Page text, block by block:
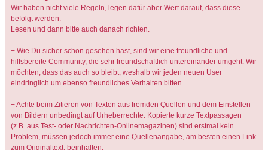
Wir haben nicht viele Regeln, legen dafür aber Wert darauf, dass diese
befolgt werden.
Lesen und dann bitte auch danach richten.
+ Wie Du sicher schon gesehen hast, sind wir eine freundliche und
hilfsbereite Community, die sehr freundschaftlich untereinander umgeht. Wir
möchten, dass das auch so bleibt, weshalb wir jeden neuen User
eindringlich um ebenso freundliches Verhalten bitten.
+ Achte beim Zitieren von Texten aus fremden Quellen und dem Einstellen
von Bildern unbedingt auf Urheberrechte. Kopierte kurze Textpassagen
(z.B. aus Test- oder Nachrichten-Onlinemagazinen) sind erstmal kein
Problem, müssen jedoch immer eine Quellenangabe, am besten einen Link
zum Originaltext, beinhalten.